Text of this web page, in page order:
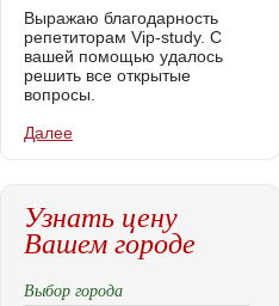
Выражаю благодарность
репетиторам Vip-study. С
вашей помощью удалось
решить все открытые
вопросы.
Далее
Узнать цену
Вашем городе
Выбор города